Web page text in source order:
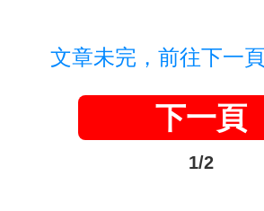
文章未完，前往下一
下一頁
1/2